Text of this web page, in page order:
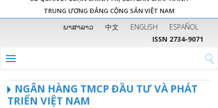
TRUNG ƯƠNG ĐẢNG CỘNG SẢN VIỆT NAM
ພາສາລາວ 中文 ENGLISH
ESPAÑOL
ISSN 2734-9071
NGÂN HÀNG TMCP ĐẦU TƯ VÀ PHÁT
TRIỂN VIỆT NAM